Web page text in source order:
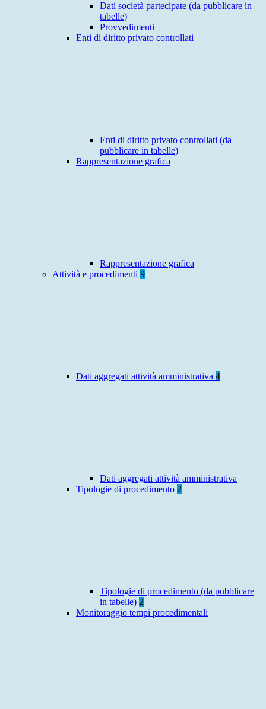
Dati società partecipate (da pubblicare in
tabelle)
Provvedimenti
Enti di diritto privato controllati
Enti di diritto privato controllati (da
pubblicare in tabelle)
Rappresentazione grafica
Rappresentazione grafica
Attività e procedimenti 9
Dati aggregati attività amministrativa 4
Dati aggregati attività amministrativa
Tipologie di procedimento 2
Tipologie di procedimento (da pubblicare
in tabelle) 2
Monitoraggio tempi procedimentali